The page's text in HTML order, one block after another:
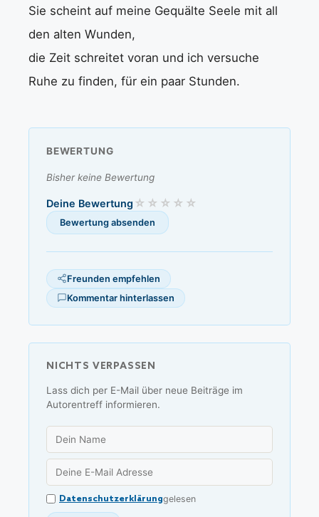
Sie scheint auf meine Gequälte Seele mit all
den alten Wunden,
die Zeit schreitet voran und ich versuche
Ruhe zu finden, für ein paar Stunden.
BEWERTUNG
Bisher keine Bewertung
Deine Bewertung
Freunden empfehlen
Kommentar hinterlassen
NICHTS VERPASSEN
Lass dich per E-Mail über neue Beiträge im
Autorentreff informieren.
Datenschutzerklärunggelesen